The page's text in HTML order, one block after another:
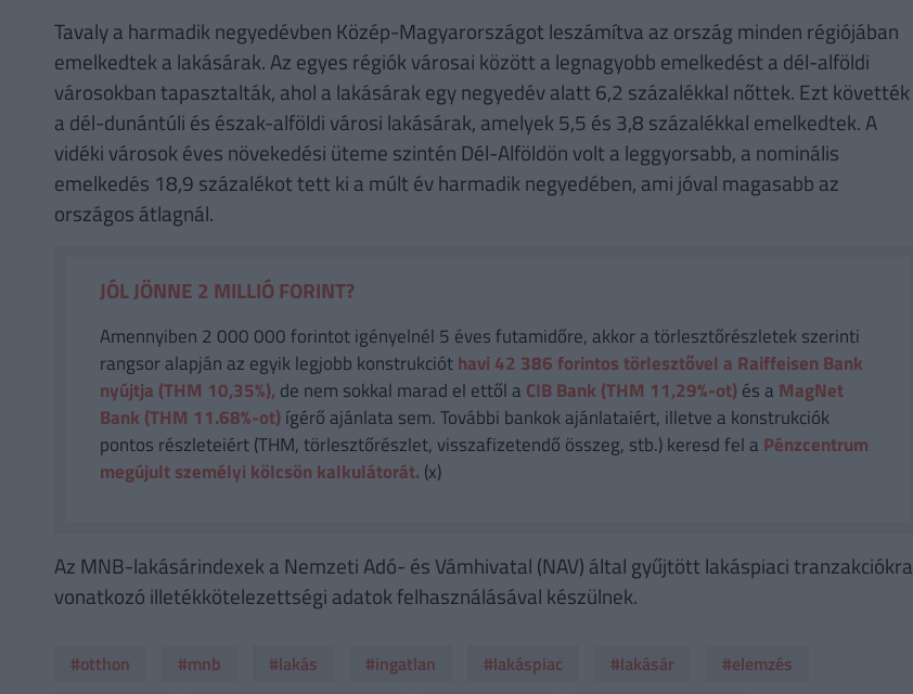
Tavaly a harmadik negyedévben Közép-Magyarországot leszámítva az ország minden régiójában
emelkedtek a lakásárak. Az egyes régiók városai között a legnagyobb emelkedést a dél-alföldi
városokban tapasztalták, ahol a lakásárak egy negyedév alatt 6,2 százalékkal nőttek. Ezt követték
a dél-dunántúli és észak-alföldi városi lakásárak, amelyek 5,5 és 3,8 százalékkal emelkedtek. A
vidéki városok éves növekedési üteme szintén Dél-Alföldön volt a leggyorsabb, a nominális
emelkedés 18,9 százalékot tett ki a múlt év harmadik negyedében, ami jóval magasabb az
országos átlagnál.
JÓL JÖNNE 2 MILLIÓ FORINT?
Amennyiben 2 000 000 forintot igényelnél 5 éves futamidőre, akkor a törlesztőrészletek szerinti
rangsor alapján az egyik legjobb konstrukcióthavi 42 386 forintos törlesztővel a Raiffeisen Bank
nyújtja (THM 10,35%), de nem sokkal marad el ettől a CIB Bank (THM 11,29%-ot)és a MagNet
Bank (THM 11.68%-ot)ígérő ajánlata sem. További bankok ajánlataiért, illetve a konstrukciók
pontos részleteiért (THM, törlesztőrészlet, visszafizetendő összeg, stb.) keresd fel a Pénzcentrum
megújult személyi kölcsön kalkulátorát. (x)
Az MNB-lakásárindexek a Nemzeti Adó- és Vámhivatal (NAV) által gyűjtött lakáspiaci tranzakciókra
vonatkozó illetékkötelezettségi adatok felhasználásával készülnek.
#otthon #mnb #lakás #ingatlan #lakáspiac #lakásár
#elemzés